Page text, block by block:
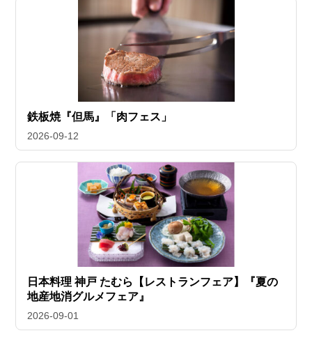
鉄板焼『但馬』「肉フェス」
2026-09-12
日本料理 神戸 たむら【レストランフェア】『夏の
地産地消グルメフェア』
2026-09-01